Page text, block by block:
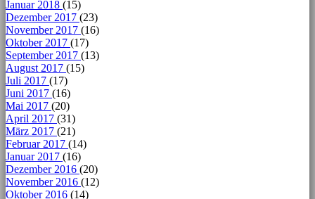
Januar 2018 (15)
Dezember 2017 (23)
November 2017 (16)
Oktober 2017 (17)
September 2017 (13)
August 2017 (15)
Juli 2017 (17)
Juni 2017 (16)
Mai 2017 (20)
April 2017 (31)
März 2017 (21)
Februar 2017 (14)
Januar 2017 (16)
Dezember 2016 (20)
November 2016 (12)
Oktober 2016 (14)